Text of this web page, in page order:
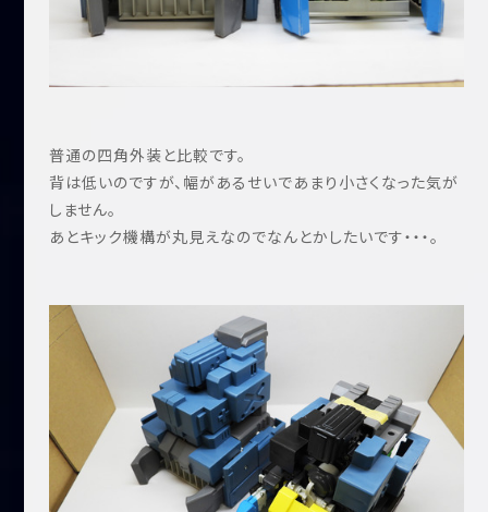
普通の四角外装と比較です。
背は低いのですが、幅があるせいであまり小さくなった気が
しません。
あとキック機構が丸見えなのでなんとかしたいです・・・。